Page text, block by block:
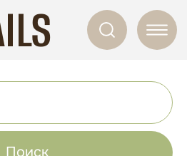
Поиск